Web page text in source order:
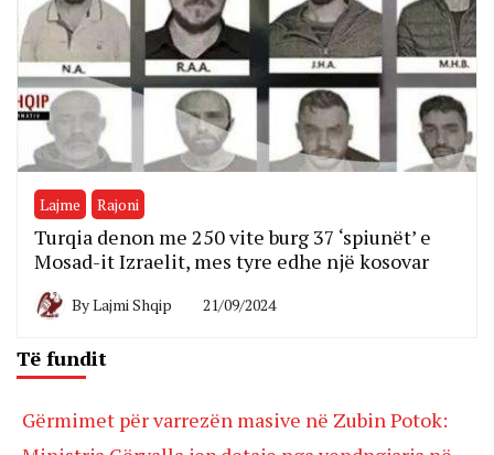
Lajme Rajoni
Turqia denon me 250 vite burg 37 ‘spiunët’ e
Mosad-it Izraelit, mes tyre edhe një kosovar
ByLajmi Shqip 21/09/2024
Të fundit
Gërmimet për varrezën masive në Zubin Potok: